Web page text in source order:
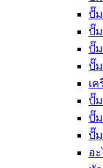
ปั๊
ปั๊
ปั๊ม
ปั๊ม
เ
ปั๊ม
ปั๊ม
ปั๊ม
อ